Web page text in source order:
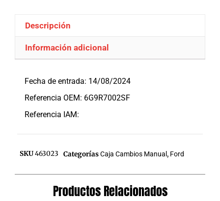
Descripción
Información adicional
Fecha de entrada: 14/08/2024
Referencia OEM: 6G9R7002SF
Referencia IAM:
SKU463023 CategoríasCaja Cambios Manual , Ford
Productos Relacionados